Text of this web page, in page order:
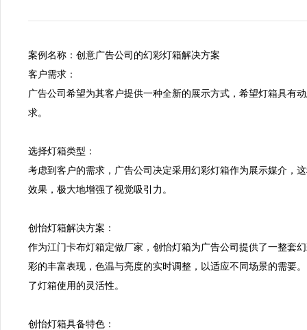
案例名称：创意广告公司的幻彩灯箱解决方案
客户需求：
广告公司希望为其客户提供一种全新的展示方式，希望灯箱具有
求。
选择灯箱类型：
考虑到客户的需求，广告公司决定采用幻彩灯箱作为展示媒介，
效果，极大地增强了视觉吸引力。
创怡灯箱解决方案：
作为江门卡布灯箱定做厂家，创怡灯箱为广告公司提供了一整套
彩的丰富表现，色温与亮度的实时调整，以适应不同场景的需要
了灯箱使用的灵活性。
创怡灯箱具备特色：